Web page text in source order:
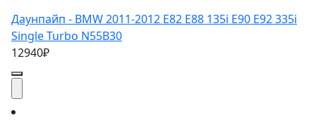
Даунпайп - BMW 2011-2012 E82 E88 135i E90 E92 335i
Single Turbo N55B30
12940₽